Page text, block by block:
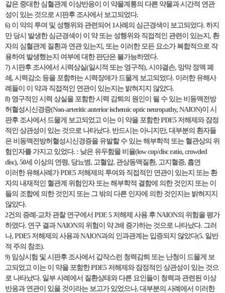
같은 중대한 심혈관계 이상반응이 이 약물계통의 다른 약물과 시간적 연관
성이 있는 것으로 시판후 조사에서 보고되었다.
6) 이 약의 투여 및 성행위와 관련되어 1사례의 심근경색이 보고되었다. 하지
만 당시 발생한 심근경색이 이 약 또는 성행위와 직접적인 관련이 있는지, 환
자의 심혈관계 질환과 연관 있는지, 또는 이러한 모든 요소가 복합적으로 작
용하여 발생했는지 여부에 대한 판단은 불가능하였다.
7) 시판후 조사에서 시력상실(일시적 또는 영구적), 시야결손, 망막 정맥 폐
쇄, 시력감소 등을 포함하는 시력장애가 드물게 보고되었다. 이러한 유해사
례들이 이 약과 직접적인 연관이 있는지는 밝혀지지 않았다.
8) 영구적인 시력 상실을 포함한 시력 감퇴의 원인이 될 수 있는 비동맥전방
허혈성시신경증(Non-arteritic anterior ischemic optic neuropathy, NAION)이 시
판후 조사에서 드물게 보고되었고 이는 이 약을 포함한 PDE5 저해제와 잠정
적인 상관성이 있는 것으로 나타났다. 반드시는 아니지만, 대부분의 환자들
은 비동맥전방허혈성시신경증을 유발할 수 있는 해부학적 또는 혈관상의 위
험인자를 가지고 있었다. : 낮은 유두함몰 비율(low cup/disc ratio, crowded
disc), 50세 이상의 연령, 당뇨병, 고혈압, 관상동맥질환, 고지혈증, 흡연
이러한 유해사례가 PDE5 저해제의 투여와 직접적인 연관이 있는지 또는 환
자의 내재적인 혈관계 위험인자 또는 해부학적 결함에 의한 것인지 또는 이
들의 조합에 의한 것인지 또는 그 밖의 다른 인자에 의한 것인지는 밝혀지지
않았다.
2건의 증례-교차 관찰 연구에서 PDE 5 저해제 사용 후 NAION의 위험을 평가
하였다. 연구 결과 NAION의 위험이 약 2배 증가하는 것으로 나타났다. 그러
나, PDE5 저해제의 사용과 NAION과의 인과관계는 입증되지 않았다(5. 일반
적 주의 참조).
9) 임상시험 및 시판후 조사에서 갑작스런 청력감퇴 또는 난청이 드물게 보
고되었고 이는 이 약을 포함한 PDE5 저해제와 잠정적인 상관성이 있는 것으
로 나타났다. 일부 사례에서 질환상태와 다른 요인들이 청력과 관련된 이상
반응과 연관이 있을 것이라는 보고가 있었으나, 대부분의 사례에서 이러한